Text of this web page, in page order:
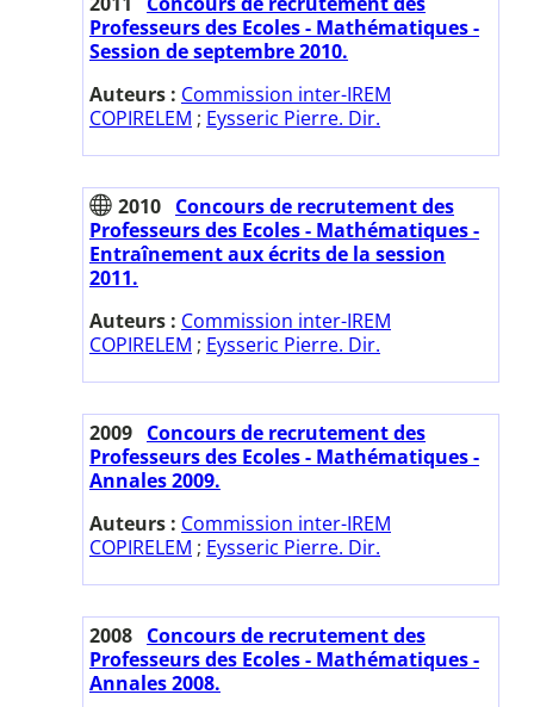
Professeurs des Ecoles - Mathématiques -
Session de septembre 2010.
Auteurs : Commission inter-IREM
COPIRELEM ; Eysseric Pierre. Dir.
2010 Concours de recrutement des
Professeurs des Ecoles - Mathématiques -
Entraînement aux écrits de la session
2011.
Auteurs : Commission inter-IREM
COPIRELEM ; Eysseric Pierre. Dir.
2009 Concours de recrutement des
Professeurs des Ecoles - Mathématiques -
Annales 2009.
Auteurs : Commission inter-IREM
COPIRELEM ; Eysseric Pierre. Dir.
2008 Concours de recrutement des
Professeurs des Ecoles - Mathématiques -
Annales 2008.